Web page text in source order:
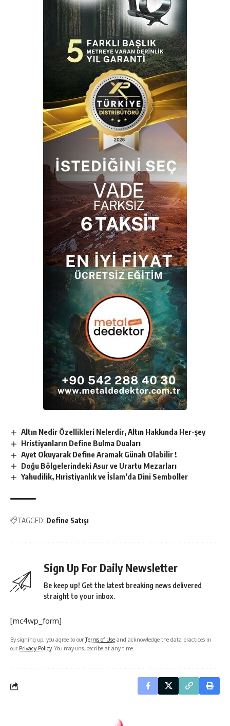
Altın Nedir Özellikleri Nelerdir, Altın Hakkında Her-şey
Hristiyanların Define Bulma Duaları
Ayet Okuyarak Define Aramak Günah Olabilir !
Doğu Bölgelerindeki Asur ve Urartu Mezarları
Yahudilik, Hıristiyanlık ve İslam’da Dini Semboller
TAGGED: Define Satışı
Sign Up For Daily Newsletter
Be keep up! Get the latest breaking news delivered
straight to your inbox.
[mc4wp_form]
By signing up, you agree to ourTerms of Use and acknowledge the data practices in
our Privacy Policy. You may unsubscribe at any time.